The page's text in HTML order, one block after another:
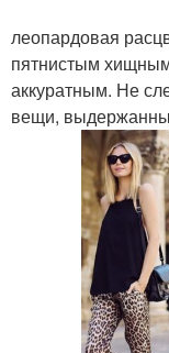
леопардовая
пятнистым
аккуратным. Не
вещи,